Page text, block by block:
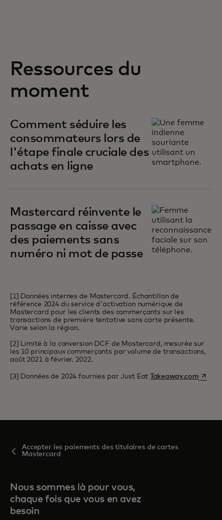
Ressources du
moment
Comment séduire les
consommateurs lors de
l'étape finale cruciale des
achats en ligne
Mastercard réinvente le
passage en caisse avec
des paiements sans
numéro ni mot de passe
[1] Données internes de Mastercard. Échantillon de
référence 2024 du service d'activation numérique de
Mastercard pour les clients des commerçants sur les
transactions de première tentative sans carte présente.
Varie selon la région.
[2] Limité à la conversion DCF de Mastercard, mesurée sur
les 10 principaux commerçants par volume de transactions,
août 2021 à février. 2022.
[3] Données de 2024 fournies par Just Eat Takeaway.com
Accepter les paiements des titulaires de cartes
Mastercard
Nous sommes là pour vous,
chaque fois que vous en avez
besoin